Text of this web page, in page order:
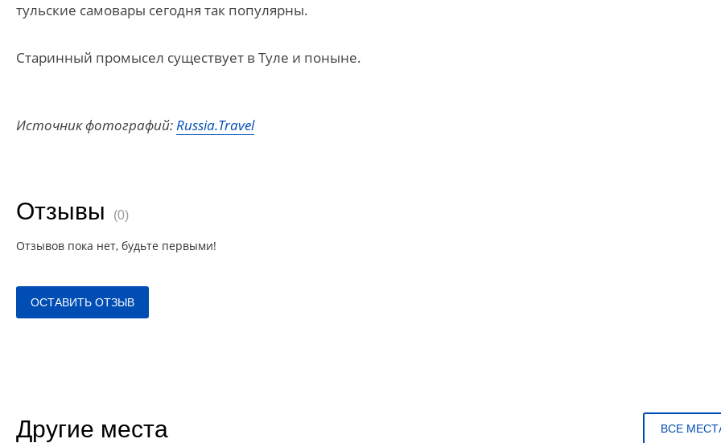
тульские самовары сегодня так популярны.
Старинный промысел существует в Туле и поныне.
Источник фотографий:Russia.Travel
Отзывы (0)
Отзывов пока нет, будьте первыми!
ОСТАВИТЬ ОТЗЫВ
Другие места ВСЕ